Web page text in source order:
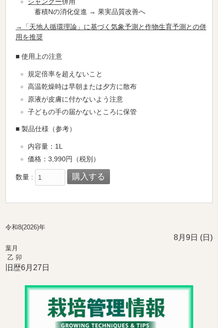
蓄積Nの消化促進 → 果実品質改善へ
→「天地人循環理論」に基づく気象予測と作物生育予測との併
用を推奨
■使用上の注意
規定倍率を超えないこと
高温乾燥時は早朝または夕方に散布
原液が皮膚に付かないよう注意
子どもの手の届かないところに保管
■製品仕様（参考）
内容量：1L
価格：3,990円（税別）
数量 :
令和8(2026)年
8月9日 (日)
葉月
乙 卯
旧歴6月27日